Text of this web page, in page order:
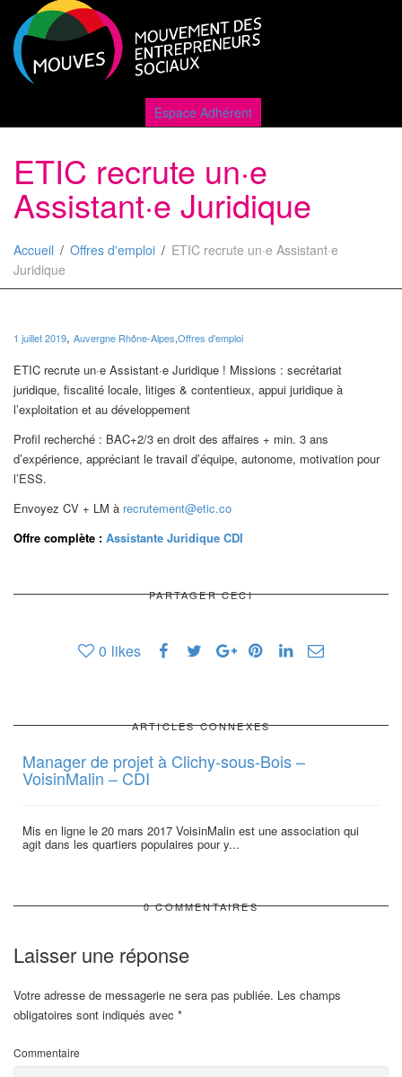
Espace Adhérent
ETIC recrute un·e
Assistant·e Juridique
Accueil Offres d'emploi
ETIC recrute un·e Assistant·e
Juridique
1 juillet 2019, Auvergne Rhône-Alpes,Offres d'emploi
ETIC recrute un·e Assistant·e Juridique ! Missions : secrétariat
juridique, fiscalité locale, litiges & contentieux, appui juridique à
l’exploitation et au développement
Profil recherché : BAC+2/3 en droit des affaires + min. 3 ans
d’expérience, appréciant le travail d’équipe, autonome, motivation pour
l’ESS.
Envoyez CV + LM à recrutement@etic.co
Offre complète : Assistante Juridique CDI
PARTAGER CECI
0 likes
ARTICLES CONNEXES
Manager de projet à Clichy-sous-Bois –
VoisinMalin – CDI
Mis en ligne le 20 mars 2017 VoisinMalin est une association qui
agit dans les quartiers populaires pour y...
0 COMMENTAIRES
Laisser une réponse
Votre adresse de messagerie ne sera pas publiée. Les champs
obligatoires sont indiqués avec *
Commentaire